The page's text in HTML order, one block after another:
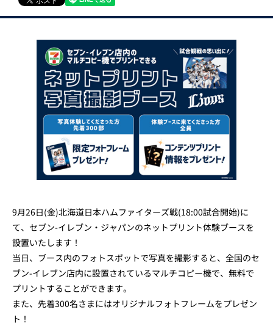
9月26日(金)北海道日本ハムファイターズ戦(18:00試合開始)に
て、セブン-イレブン・ジャパンのネットプリント体験ブースを
設置いたします！
当日、ブース内のフォトスポットで写真を撮影すると、全国のセ
ブン-イレブン店内に設置されているマルチコピー機で、無料で
プリントすることができます。
また、先着300名さまにはオリジナルフォトフレームをプレゼン
ト！